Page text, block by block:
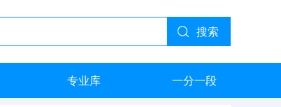
搜索
专业库 一分一段